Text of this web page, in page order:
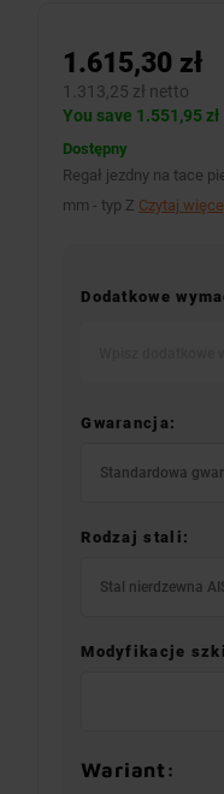
1.615,30 zł
1.313,25 zł netto
You save 1.551,95 zł
Dostępny
Regał jezdny na tace
mm - typ Z Czytaj
Dodatkowe
Gwarancja:
Standardowa
Rodzaj stali:
Stal nierdzewna
Modyfikacje
Wariant: